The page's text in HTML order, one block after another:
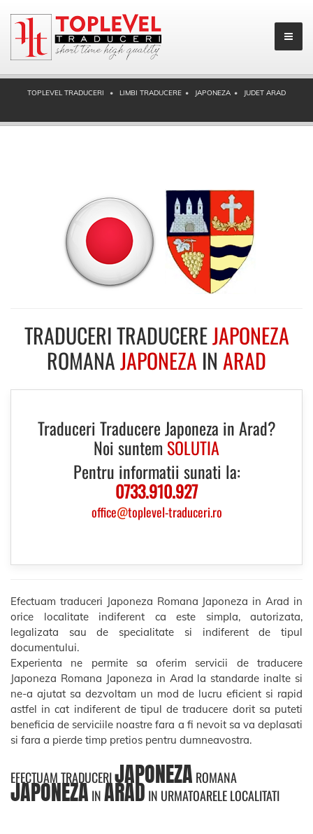
TOPLEVEL TRADUCERI LIMBI TRADUCERE JAPONEZA JUDET ARAD
TRADUCERI TRADUCEREJAPONEZA
ROMANAJAPONEZA IN ARAD
Traduceri Traducere Japoneza in Arad?
Noi suntem SOLUTIA
Pentru informatii sunati la:
0733.910.927
office@toplevel-traduceri.ro
Efectuam traduceri Japoneza Romana Japoneza in Arad in
orice localitate indiferent ca este simpla, autorizata,
legalizata sau de specialitate si indiferent de tipul
documentului.
Experienta ne permite sa oferim servicii de traducere
Japoneza Romana Japoneza in Arad la standarde inalte si
ne-a ajutat sa dezvoltam un mod de lucru eficient si rapid
astfel in cat indiferent de tipul de traducere dorit sa puteti
beneficia de serviciile noastre fara a fi nevoit sa va deplasati
si fara a pierde timp pretios pentru dumneavostra.
EFECTUAM TRADUCERIJAPONEZA ROMANA
JAPONEZAINARAD IN URMATOARELE LOCALITATI